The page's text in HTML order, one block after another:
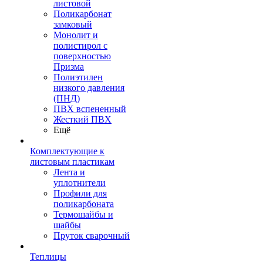
листовой
Поликарбонат
замковый
Монолит и
полистирол с
поверхностью
Призма
Полиэтилен
низкого давления
(ПНД)
ПВХ вспененный
Жесткий ПВХ
Ещё
Комплектующие к
листовым пластикам
Лента и
уплотнители
Профили для
поликарбоната
Термошайбы и
шайбы
Пруток сварочный
Теплицы